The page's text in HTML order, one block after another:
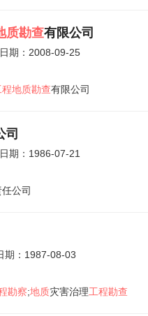
质勘查有限公司
期：2008-09-25
地质勘查有限公司
司
期：1986-07-21
公司
期：1987-08-03
勘察;地质灾害治理工程勘查